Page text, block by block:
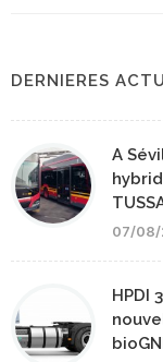
DERNIERES
A
07/
HPDI